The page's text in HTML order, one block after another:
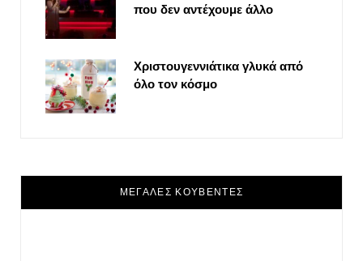
που δεν αντέχουμε άλλο
Χριστουγεννιάτικα γλυκά από
όλο τον κόσμο
ΜΕΓΑΛΕΣ ΚΟΥΒΕΝΤΕΣ